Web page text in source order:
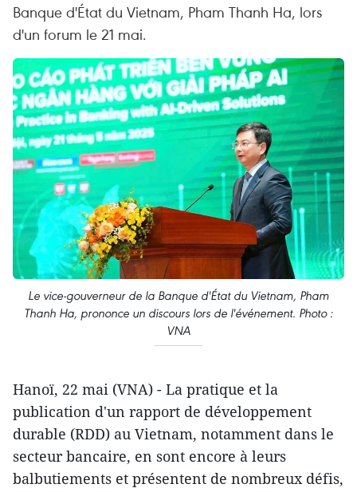
Banque d'État du Vietnam, Pham Thanh Ha, lors
d'un forum le 21 mai.
Le vice-gouverneur de la Banque d'État du Vietnam, Pham
Thanh Ha, prononce un discours lors de l'événement. Photo :
VNA
Hanoï, 22 mai (VNA) - La pratique et la
publication d'un rapport de développement
durable (RDD) au Vietnam, notamment dans le
secteur bancaire, en sont encore à leurs
balbutiements et présentent de nombreux défis,